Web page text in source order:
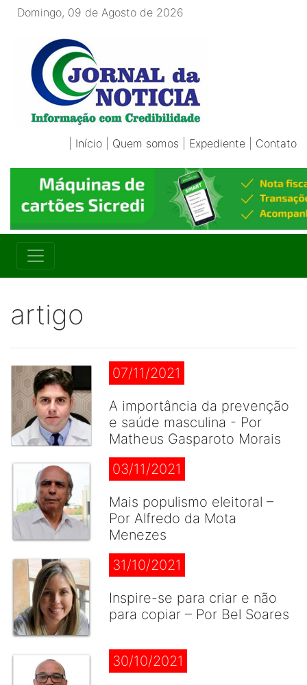
Domingo, 09 de Agosto de 2026
Início Quem somos Expediente Contato
artigo
07/11/2021
A importância da prevenção
e saúde masculina - Por
Matheus Gasparoto Morais
03/11/2021
Mais populismo eleitoral –
Por Alfredo da Mota
Menezes
31/10/2021
Inspire-se para criar e não
para copiar – Por Bel Soares
30/10/2021